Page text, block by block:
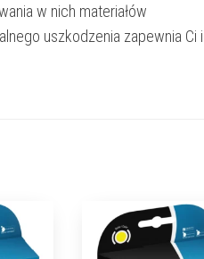
w nich materiałów
uszkodzenia zapewnia Ci